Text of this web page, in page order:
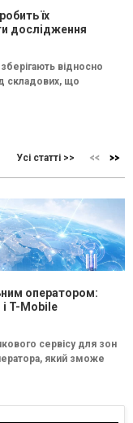
їх
дослідження
відносно
складових, що
Усі статті >>
оператором:
T-Mobile
сервісу для зон
який зможе